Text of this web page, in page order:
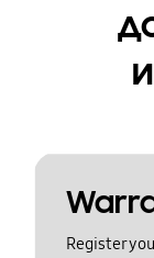
Register